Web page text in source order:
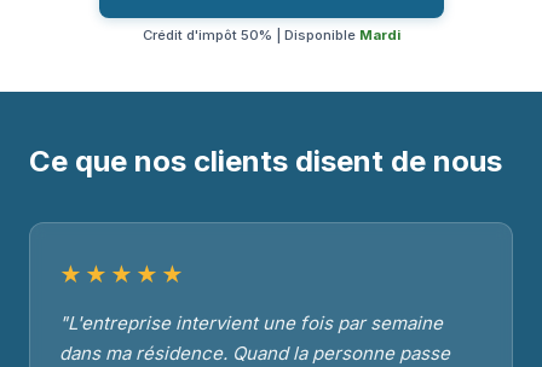
Crédit d'impôt 50% | Disponible Mardi
Ce que nos clients disent de nous
★★★★★
"L'entreprise intervient une fois par semaine
dans ma résidence. Quand la personne passe